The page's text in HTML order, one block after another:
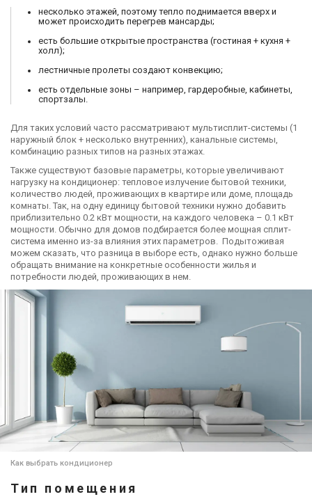
несколько этажей, поэтому тепло поднимается вверх и
может происходить перегрев мансарды;
есть большие открытые пространства (гостиная + кухня +
холл);
лестничные пролеты создают конвекцию;
есть отдельные зоны – например, гардеробные, кабинеты,
спортзалы.
Для таких условий часто рассматривают мультисплит-системы (1
наружный блок + несколько внутренних), канальные системы,
комбинацию разных типов на разных этажах.
Также существуют базовые параметры, которые увеличивают
нагрузку на кондиционер: тепловое излучение бытовой техники,
количество людей, проживающих в квартире или доме, площадь
комнаты. Так, на одну единицу бытовой техники нужно добавить
приблизительно 0.2 кВт мощности, на каждого человека – 0.1 кВт
мощности. Обычно для домов подбирается более мощная сплит-
система именно из-за влияния этих параметров. Подытоживая
можем сказать, что разница в выборе есть, однако нужно больше
обращать внимание на конкретные особенности жилья и
потребности людей, проживающих в нем.
Как выбрать кондиционер
Тип помещения